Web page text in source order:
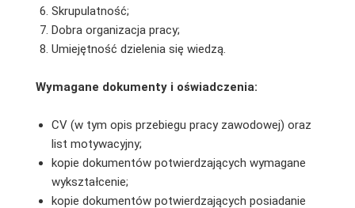
Skrupulatność;
Dobra organizacja pracy;
Umiejętność dzielenia się wiedzą.
Wymagane dokumenty i oświadczenia:
CV (w tym opis przebiegu pracy zawodowej) oraz
list motywacyjny;
kopie dokumentów potwierdzających wymagane
wykształcenie;
kopie dokumentów potwierdzających posiadanie